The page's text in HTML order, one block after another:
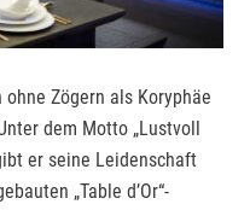
Zögern als Koryphäe
dem Motto „Lustvoll
er seine Leidenschaft
„Table d’Or“-